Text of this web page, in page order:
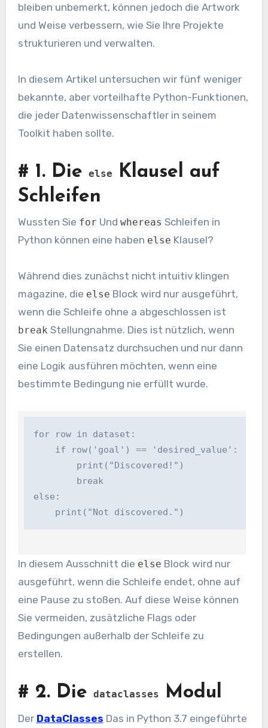
bleiben unbemerkt, können jedoch die Artwork
und Weise verbessern, wie Sie Ihre Projekte
strukturieren und verwalten.
In diesem Artikel untersuchen wir fünf weniger
bekannte, aber vorteilhafte Python-Funktionen,
die jeder Datenwissenschaftler in seinem
Toolkit haben sollte.
# 1. Die else
Klausel auf
Schleifen
Wussten Sie for Und whereas Schleifen in
Python können eine haben else Klausel?
Während dies zunächst nicht intuitiv klingen
magazine, die else Block wird nur ausgeführt,
wenn die Schleife ohne a abgeschlossen ist
break Stellungnahme. Dies ist nützlich, wenn
Sie einen Datensatz durchsuchen und nur dann
eine Logik ausführen möchten, wenn eine
bestimmte Bedingung nie erfüllt wurde.
for row in dataset:
    if row('goal') == 'desired_value':
        print("Discovered!")
        break
else:
    print("Not discovered.")
In diesem Ausschnitt die else Block wird nur
ausgeführt, wenn die Schleife endet, ohne auf
eine Pause zu stoßen. Auf diese Weise können
Sie vermeiden, zusätzliche Flags oder
Bedingungen außerhalb der Schleife zu
erstellen.
# 2. Die dataclasses Modul
Der DataClasses Das in Python 3.7 eingeführte